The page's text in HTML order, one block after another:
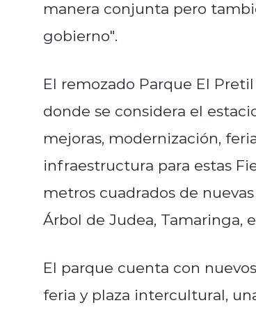
manera conjunta pero
gobierno".
El remozado Parque El
donde se considera el
mejoras, modernización,
infraestructura para estas
metros cuadrados de
Árbol de Judea, Tamaringa,
El parque cuenta con
feria y plaza intercultural,